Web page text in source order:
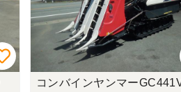
コンバインヤンマー